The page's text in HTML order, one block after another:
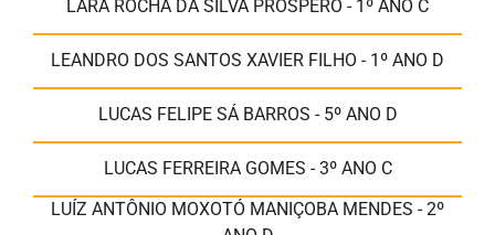
LARA ROCHA DA SILVA PROSPERO - 1º ANO C
LEANDRO DOS SANTOS XAVIER FILHO - 1º ANO D
LUCAS FELIPE SÁ BARROS - 5º ANO D
LUCAS FERREIRA GOMES - 3º ANO C
LUÍZ ANTÔNIO MOXOTÓ MANIÇOBA MENDES - 2º